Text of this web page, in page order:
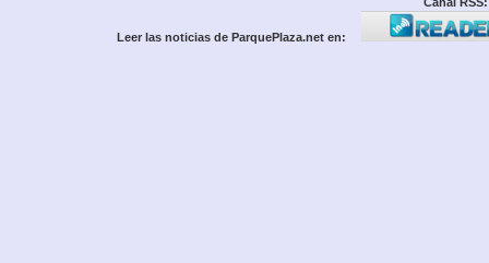
Leer las noticias de ParquePlaza.net en: